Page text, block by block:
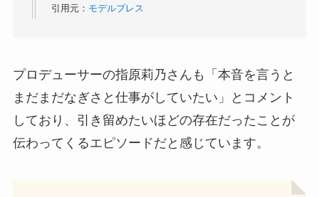
引用元： モデルプレス
プロデューサーの指原莉乃さんも「本音を言うと
まだまだなぎさと仕事がしていたい」とコメント
しており、引き留めたいほどの存在だったことが
伝わってくるエピソードだと感じています。